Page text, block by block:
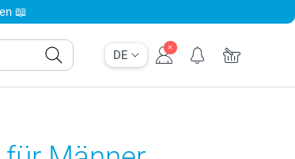
DE
📖